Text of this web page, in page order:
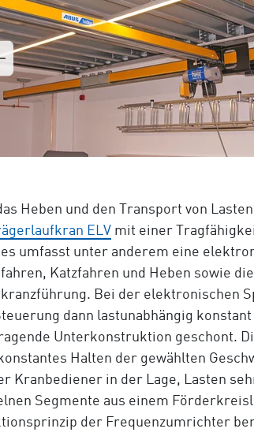
Heben und den Transport von
ELVmit einer
umfasst unter anderem eine
Katzfahren und Heben sowie
Bei der elektronischen
dann lastunabhängig
Unterkonstruktion geschont.
Halten der gewählten
Kranbediener in der Lage, Lasten
Segmente aus einem
der Frequenzumrichter